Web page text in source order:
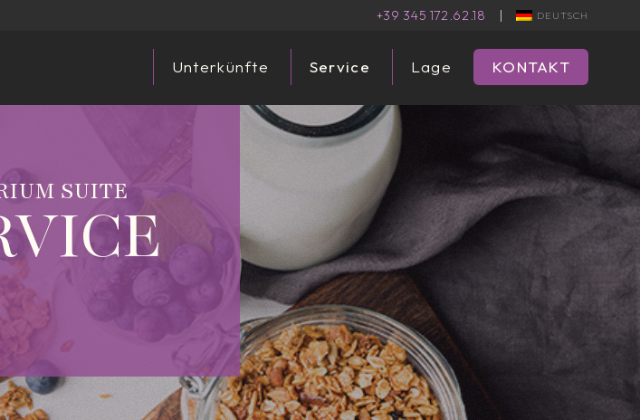
+39 345 172.62.18 | DEUTSCH
Unterkünfte Service Lage KONTAKT
SUITE